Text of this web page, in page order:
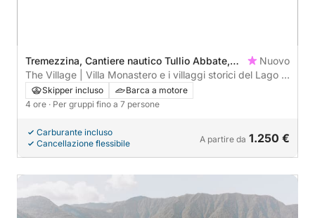
Tremezzina, Cantiere nautico Tullio Abbate,
Italy
Nuovo
The Village | Villa Monastero e i villaggi storici del Lago di
ComoSkipper incluso
Barca a motore
4 ore · Per gruppi fino a 7 persone
Carburante incluso
Cancellazione flessibile
A partire da 1.250 €